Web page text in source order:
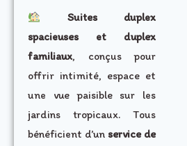
Suites duplex
spacieuses et duplex
familiaux, conçus pour
offrir intimité, espace et
une vue paisible sur les
jardins tropicaux. Tous
bénéficient d’un service de